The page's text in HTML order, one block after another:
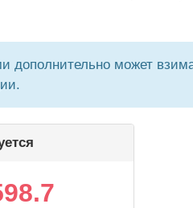
дополнительно может